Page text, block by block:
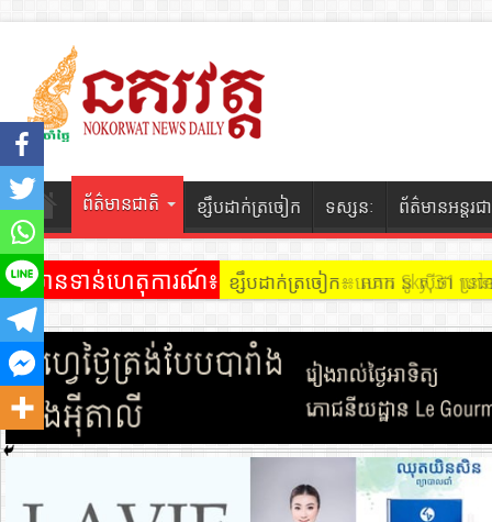
ព័ត៌មានជាតិ ខ្សឹបដាក់ត្រចៀក ទស្សនៈ ព័ត៌មានអន្តរជ
ព័ត៌មានទាន់ហេតុការណ៍៖ ខ្សឹបដាក់ត្រចៀក ៖ អគារ Sky 31